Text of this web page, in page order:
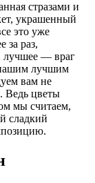
стразами и
украшенный
это уже
за раз,
лучшее — враг
лучшим
вам не
Ведь цветы
мы считаем,
сладкий